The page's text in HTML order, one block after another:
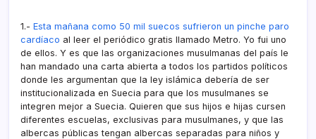
1.- Esta mañana como 50 mil suecos sufrieron un pinche paro
cardí­aco al leer el periódico gratis llamado Metro. Yo fui uno
de ellos. Y es que las organizaciones musulmanas del paí­s le
han mandado una carta abierta a todos los partidos polí­ticos
donde les argumentan que la ley islámica deberí­a de ser
institucionalizada en Suecia para que los musulmanes se
integren mejor a Suecia. Quieren que sus hijos e hijas cursen
diferentes escuelas, exclusivas para musulmanes, y que las
albercas públicas tengan albercas separadas para niños y